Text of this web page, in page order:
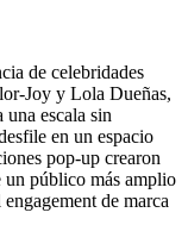
de celebridades
Joy y Lola Dueñas,
escala sin
en un espacio
pop-up crearon
un público más amplio
de marca